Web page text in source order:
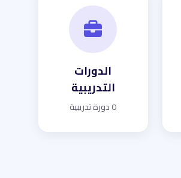
الدورات
التدريبية
0 دورة تدريبية